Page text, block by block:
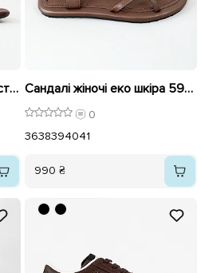
Босоніжки з ремінцями на стійкому каблуку 595986 Коричневі Сандалі жіночі еко шкіра 595989 Коричневі
0
3638394041
990 ₴